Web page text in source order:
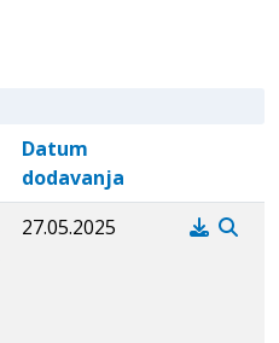
Datum
dodavanja
27.05.2025